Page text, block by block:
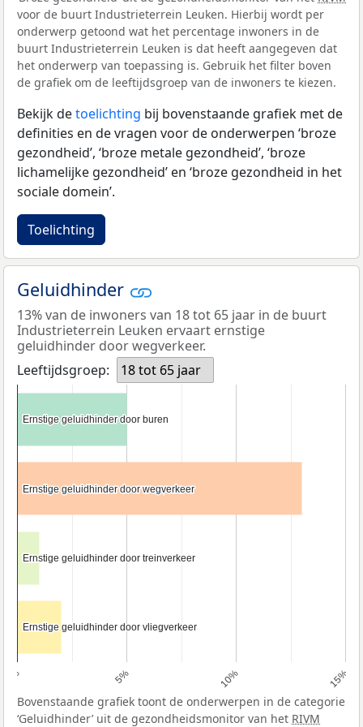
voor de buurt Industrieterrein Leuken. Hierbij wordt per
onderwerp getoond wat het percentage inwoners in de
buurt Industrieterrein Leuken is dat heeft aangegeven dat
het onderwerp van toepassing is. Gebruik het filter boven
de grafiek om de leeftijdsgroep van de inwoners te kiezen.
Bekijk detoelichting bij bovenstaande grafiek met de
definities en de vragen voor de onderwerpen ‘broze
gezondheid’, ‘broze metale gezondheid’, ‘broze
lichamelijke gezondheid’ en ‘broze gezondheid in het
sociale domein’.
Toelichting
Geluidhinder
13% van de inwoners van 18 tot 65 jaar in de buurt
Industrieterrein Leuken ervaart ernstige
geluidhinder door wegverkeer.
Leeftijdsgroep:
18 tot 65 jaar
0% 5% 10% 15%
Ernstige geluidhinder door buren
Ernstige geluidhinder door buren
Ernstige geluidhinder door wegverkeer
Ernstige geluidhinder door wegverkeer
Ernstige geluidhinder door treinverkeer
Ernstige geluidhinder door treinverkeer
Ernstige geluidhinder door vliegverkeer
Ernstige geluidhinder door vliegverkeer
Bovenstaande grafiek toont de onderwerpen in de categorie
‘Geluidhinder’ uit de gezondheidsmonitor van het RIVM